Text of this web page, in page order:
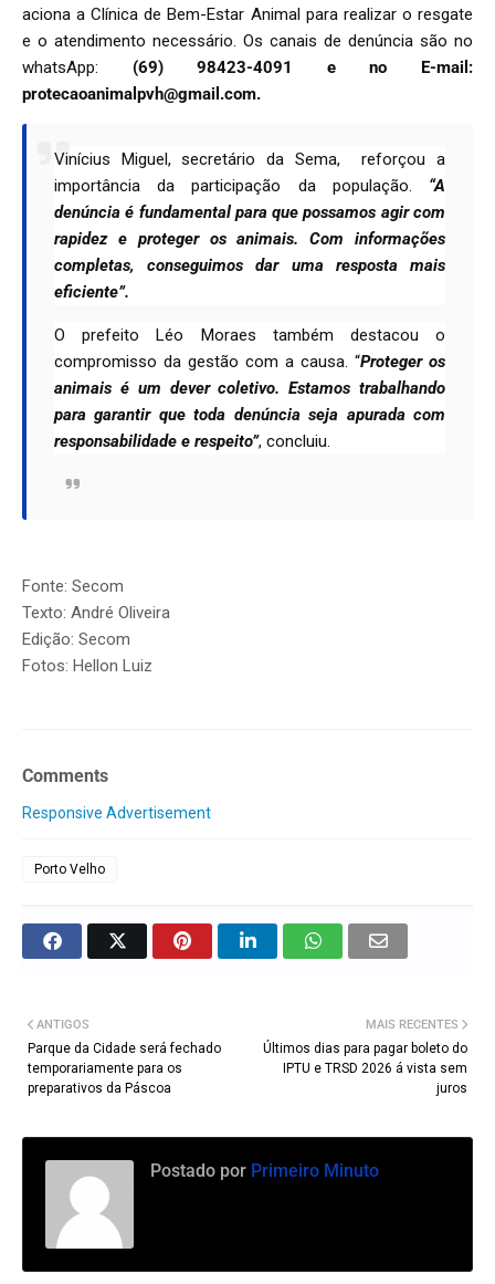
aciona a Clínica de Bem-Estar Animal para realizar o resgate
e o atendimento necessário. Os canais de denúncia são no
whatsApp: (69) 98423-4091 e no E-mail:
protecaoanimalpvh@gmail.com.
Vinícius Miguel, secretário da Sema, reforçou a
importância da participação da população. “A
denúncia é fundamental para que possamos agir com
rapidez e proteger os animais. Com informações
completas, conseguimos dar uma resposta mais
eficiente”.
O prefeito Léo Moraes também destacou o
compromisso da gestão com a causa. “Proteger os
animais é um dever coletivo. Estamos trabalhando
para garantir que toda denúncia seja apurada com
responsabilidade e respeito”, concluiu.
Fonte: Secom
Texto: André Oliveira
Edição: Secom
Fotos: Hellon Luiz
Comments
Responsive Advertisement
Porto Velho
MAIS RECENTES
Últimos dias para pagar boleto do
IPTU e TRSD 2026 á vista sem
juros
ANTIGOS
Parque da Cidade será fechado
temporariamente para os
preparativos da Páscoa
Postado por Primeiro Minuto